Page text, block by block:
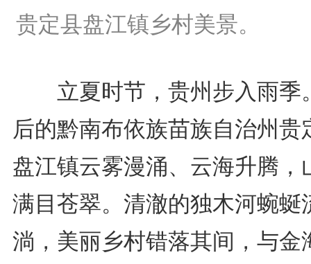
贵定县盘江镇乡村美景。
立夏时节，贵州步入雨季
后的黔南布依族苗族自治州贵
盘江镇云雾漫涌、云海升腾，
满目苍翠。清澈的独木河蜿蜒
淌，美丽乡村错落其间，与金